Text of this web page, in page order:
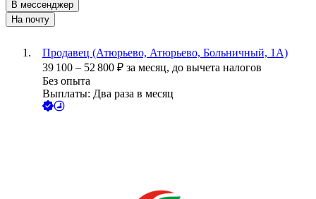
В мессенджер
На почту
Продавец (Атюрьево, Атюрьево, Больничный, 1А)
39 100 – 52 800 ₽ за месяц, до вычета налогов
Без опыта
Выплаты: Два раза в месяц